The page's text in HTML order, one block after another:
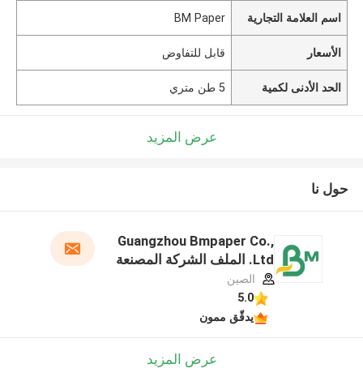
اسم العلامة التجارية BM Paper
الأسعار قابل للتفاوض
الحد الأدنى لكمية 5 طن متري
عرض المزيد
حول نا
Guangzhou Bmpaper Co.,
Ltd. الملف الشركة المصنعة
الصين
5.0
يدقّق ممون
عرض المزيد